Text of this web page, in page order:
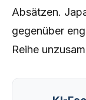
Absätzen.
gegenüber
Reihe